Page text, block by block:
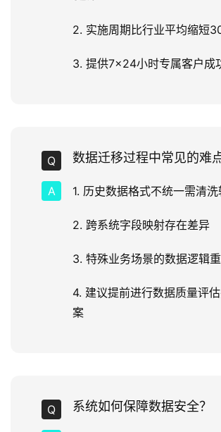
2. 实施周期比行业平均缩短
3. 提供7×24小时专属客户成
数据迁移过程中常见的难
1. 历史数据格式不统一需清
2. 跨系统字段映射存在差异
3. 特殊业务场景的数据逻辑
4. 建议提前进行数据质量评
案
系统如何保障数据安全？